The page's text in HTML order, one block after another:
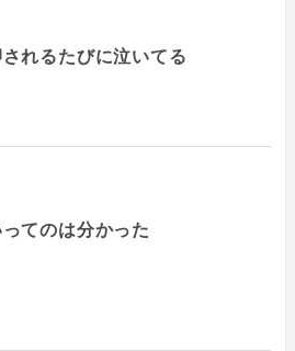
れるたびに泣いてる
てのは分かった